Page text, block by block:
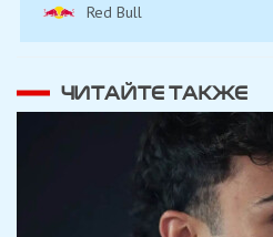
Red Bull
ЧИТАЙТЕ ТАКЖЕ